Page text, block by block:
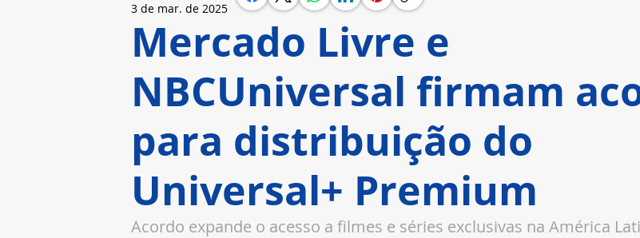
Mercado Livre e
NBCUniversal firmam
para distribuição do
Universal+ Premium
3 de mar. de 2025
Acordo expande o acesso a filmes e séries exclusivas na América